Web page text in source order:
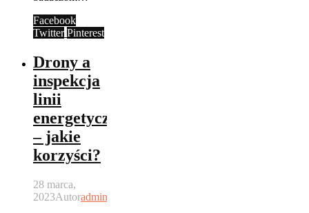
Facebook
Twitter Pinterest
Drony a
inspekcja
linii
energetycznych
– jakie
korzyści?
28 marca,
2023Autoradmin